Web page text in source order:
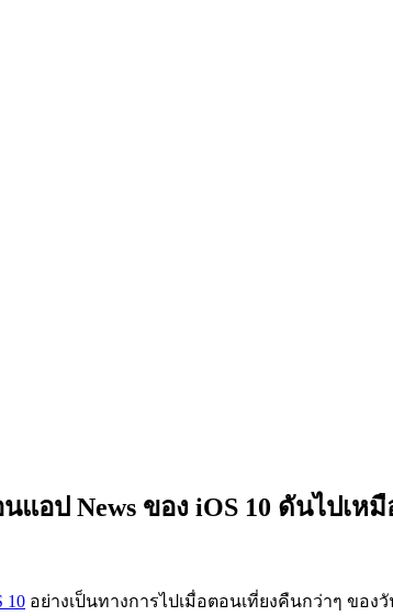
แอป News ของ iOS 10 ดันไปเห
10 อย่างเป็นทางการไปเมื่อตอนเที่ยงคืนกว่าๆ ของ